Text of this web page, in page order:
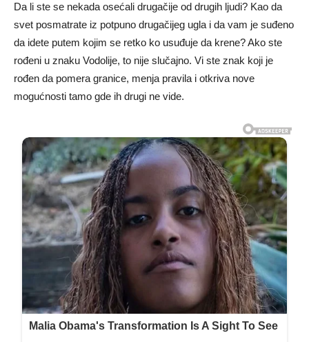
Da li ste se nekada osećali drugačije od drugih ljudi? Kao da
svet posmatrate iz potpuno drugačijeg ugla i da vam je suđeno
da idete putem kojim se retko ko usuđuje da krene? Ako ste
rođeni u znaku Vodolije, to nije slučajno. Vi ste znak koji je
rođen da pomera granice, menja pravila i otkriva nove
mogućnosti tamo gde ih drugi ne vide.